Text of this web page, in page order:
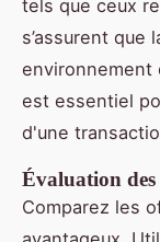
tels que ceux
s’assurent que
environnement
est essentiel
d'une
Évaluation des
Comparez les